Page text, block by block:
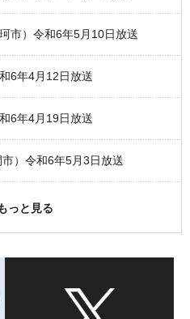
市）令和6年5月10日放送
6年4月12日放送
6年4月19日放送
）令和6年5月3日放送
っと見る